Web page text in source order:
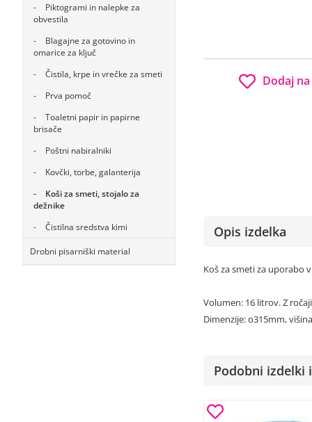
Piktogrami in nalepke za
obvestila
Blagajne za gotovino in
omarice za ključ
Čistila, krpe in vrečke za smeti
Prva pomoč
Toaletni papir in papirne
brisače
Poštni nabiralniki
Kovčki, torbe, galanterija
Koši za smeti, stojalo za
dežnike
Čistilna sredstva kimi
Drobni pisarniški material
Dodaj
Opis izdelka
Koš za smeti za uporabo
Volumen: 16 litrov. Z
Dimenzije: o315mm,
Podobni izdelki